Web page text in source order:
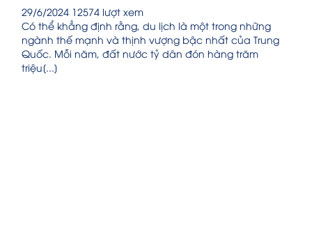
29/6/2024 12574 lượt xem
Có thể khẳng định rằng, du lịch là một trong những
ngành thế mạnh và thịnh vượng bậc nhất của Trung
Quốc. Mỗi năm, đất nước tỷ dân đón hàng trăm
triệu[...]